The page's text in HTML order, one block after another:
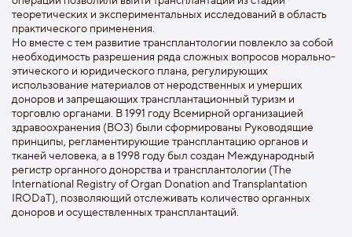
теоретических и экспериментальных исследований в область
практического применения.
Но вместе с тем развитие трансплантологии повлекло за собой
необходимость разрешения ряда сложных вопросов морально-
этического и юридического плана, регулирующих
использование материалов от неродственных и умерших
доноров и запрещающих трансплантационный туризм и
торговлю органами. В 1991 году Всемирной организацией
здравоохранения (ВОЗ) были сформированы Руководящие
принципы, регламентирующие трансплантацию органов и
тканей человека, а в 1998 году был создан Международный
регистр органного донорства и трансплантологии (The
International Registry of Organ Donation and Transplantation
IRODaT), позволяющий отслеживать количество органных
доноров и осуществленных трансплантаций.